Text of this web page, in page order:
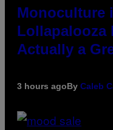
Monoculture
Lollapalooza
Actually a
3 hours agoBy Caleb